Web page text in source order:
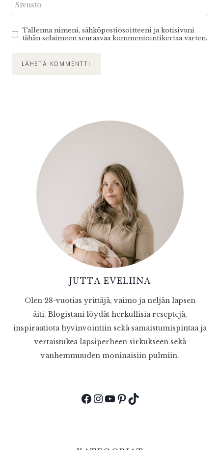
Sivusto
Tallenna nimeni, sähköpostiosoitteeni ja kotisivuni
tähän selaimeen seuraavaa kommentointikertaa varten.
JUTTA EVELIINA
Olen 28-vuotias yrittäjä, vaimo ja neljän lapsen
äiti. Blogistani löydät herkullisia reseptejä,
inspiraatiota hyvinvointiin sekä samaistumispintaa ja
vertaistukea lapsiperheen sirkukseen sekä
vanhemmuuden moninaisiin pulmiin.
Facebook
Instagram
YouTube
Pinterest
TikTok